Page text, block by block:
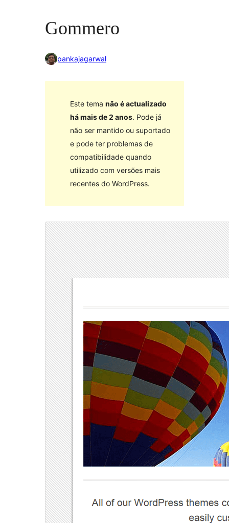
Gommero
pankajagarwal
Este tema não é actualizado
há mais de 2 anos. Pode já
não ser mantido ou suportado
e pode ter problemas de
compatibilidade quando
utilizado com versões mais
recentes do WordPress.